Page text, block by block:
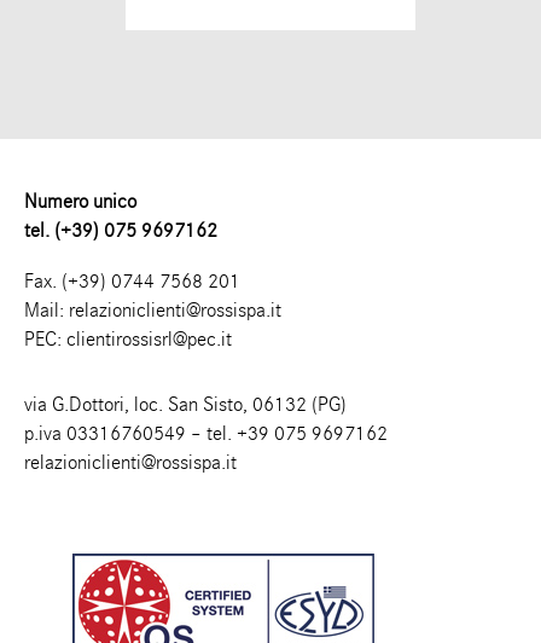
Numero unico
tel. (+39) 075 9697162
Fax. (+39) 0744 7568 201
Mail: relazioniclienti@rossispa.it
PEC: clientirossisrl@pec.it
via G.Dottori, loc. San Sisto, 06132 (PG)
p.iva 03316760549 – tel. +39 075 9697162
relazioniclienti@rossispa.it